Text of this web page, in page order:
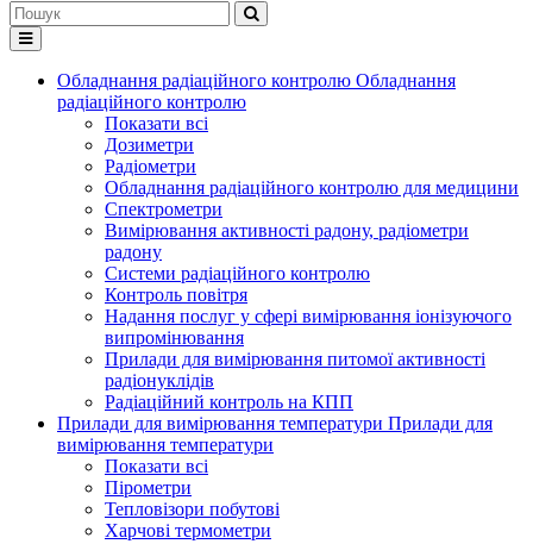
Обладнання радіаційного контролю Обладнання
радіаційного контролю
Показати всі
Дозиметри
Радіометри
Обладнання радіаційного контролю для медицини
Спектрометри
Вимірювання активності радону, радіометри
радону
Системи радіаційного контролю
Контроль повітря
Надання послуг у сфері вимірювання іонізуючого
випромінювання
Прилади для вимірювання питомої активності
радіонуклідів
Радіаційний контроль на КПП
Прилади для вимірювання температури Прилади для
вимірювання температури
Показати всі
Пірометри
Тепловізори побутові
Харчові термометри